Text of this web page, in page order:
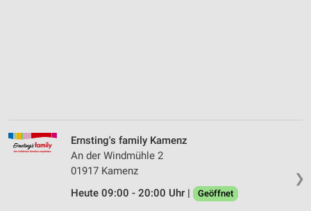
❯
Ernsting's family Kamenz
An der Windmühle 2
01917 Kamenz
Heute 09:00 - 20:00 Uhr |
Geöffnet